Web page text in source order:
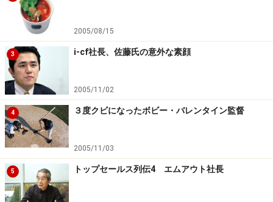
2005/08/15
3 i-cf社長、佐藤氏の意外な素顔
2005/11/02
4 ３度クビになったボビー・バレンタイン監督
2005/11/03
5 トップセールス列伝4 エムアウト社長